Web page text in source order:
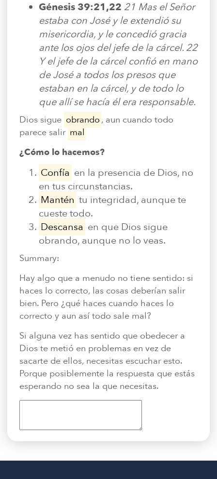
Génesis 39:21,22 21 Mas el Señor
estaba con José y le extendió su
misericordia, y le concedió gracia
ante los ojos del jefe de la cárcel. 22
Y el jefe de la cárcel confió en mano
de José a todos los presos que
estaban en la cárcel, y de todo lo
que allí se hacía él era responsable.
Dios sigue obrando , aun cuando todo
parece salir mal
¿Cómo lo hacemos?
Confía en la presencia de Dios, no
en tus circunstancias.
Mantén tu integridad, aunque te
cueste todo.
Descansa en que Dios sigue
obrando, aunque no lo veas.
Summary:
Hay algo que a menudo no tiene sentido: si
haces lo correcto, las cosas deberían salir
bien. Pero ¿qué haces cuando haces lo
correcto y aun así todo sale mal?
Si alguna vez has sentido que obedecer a
Dios te metió en problemas en vez de
sacarte de ellos, necesitas escuchar esto.
Porque posiblemente la respuesta que estás
esperando no sea la que necesitas.